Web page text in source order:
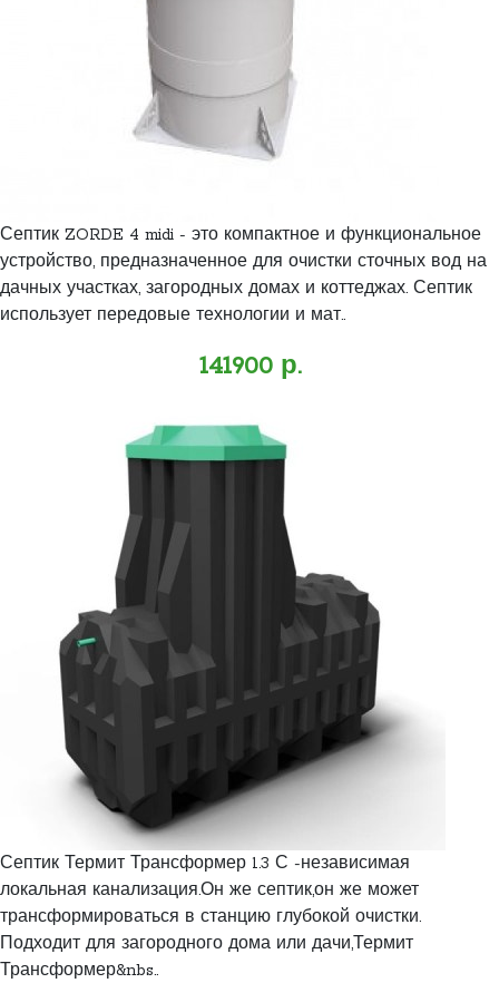
Септик ZORDE 4 midi - это компактное и функциональное
устройство, предназначенное для очистки сточных вод на
дачных участках, загородных домах и коттеджах. Септик
использует передовые технологии и мат..
141900 р.
Септик Термит Трансформер 1.3 С -независимая
локальная канализация.Он же септик,он же может
трансформироваться в станцию глубокой очистки.
Подходит для загородного дома или дачи,Термит
Трансформер&nbs..